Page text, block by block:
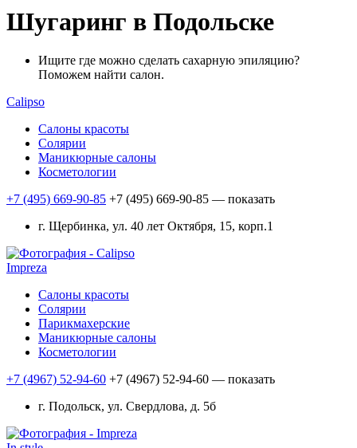
Шугаринг в Подольске
Ищите где можно сделать сахарную эпиляцию?
Поможем найти салон.
Calipso
Салоны красоты
Солярии
Маникюрные салоны
Косметологии
+7 (495) 669-90-85 +7 (495) 669-90-85 — показать
г. Щербинка, ул. 40 лет Октября, 15, корп.1
Impreza
Салоны красоты
Солярии
Парикмахерские
Маникюрные салоны
Косметологии
+7 (4967) 52-94-60 +7 (4967) 52-94-60 — показать
г. Подольск, ул. Свердлова, д. 5б